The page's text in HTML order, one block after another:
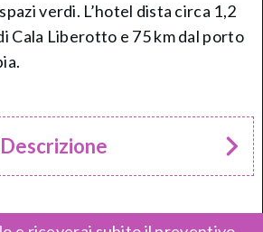
verdi. L’hotel dista circa 1,2
Cala Liberotto e 75 km dal porto